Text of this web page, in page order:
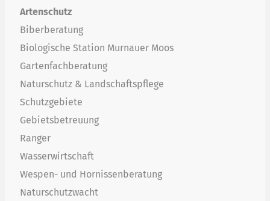
Artenschutz
Biberberatung
Biologische Station Murnauer Moos
Gartenfachberatung
Naturschutz & Landschaftspflege
Schutzgebiete
Gebietsbetreuung
Ranger
Wasserwirtschaft
Wespen- und Hornissenberatung
Naturschutzwacht